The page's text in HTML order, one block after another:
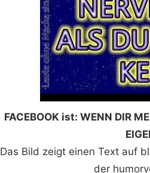
FACEBOOK ist: WENN DIR
Das Bild zeigt einen Text auf
der